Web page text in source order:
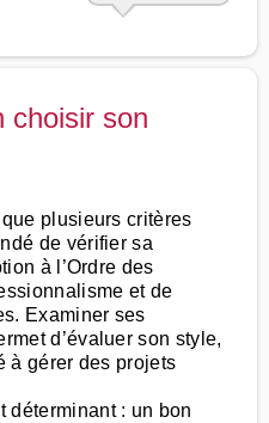
choisir son
plusieurs critères
de vérifier sa
à l’Ordre des
et de
Examiner ses
d’évaluer son style,
à gérer des projets
déterminant : un bon